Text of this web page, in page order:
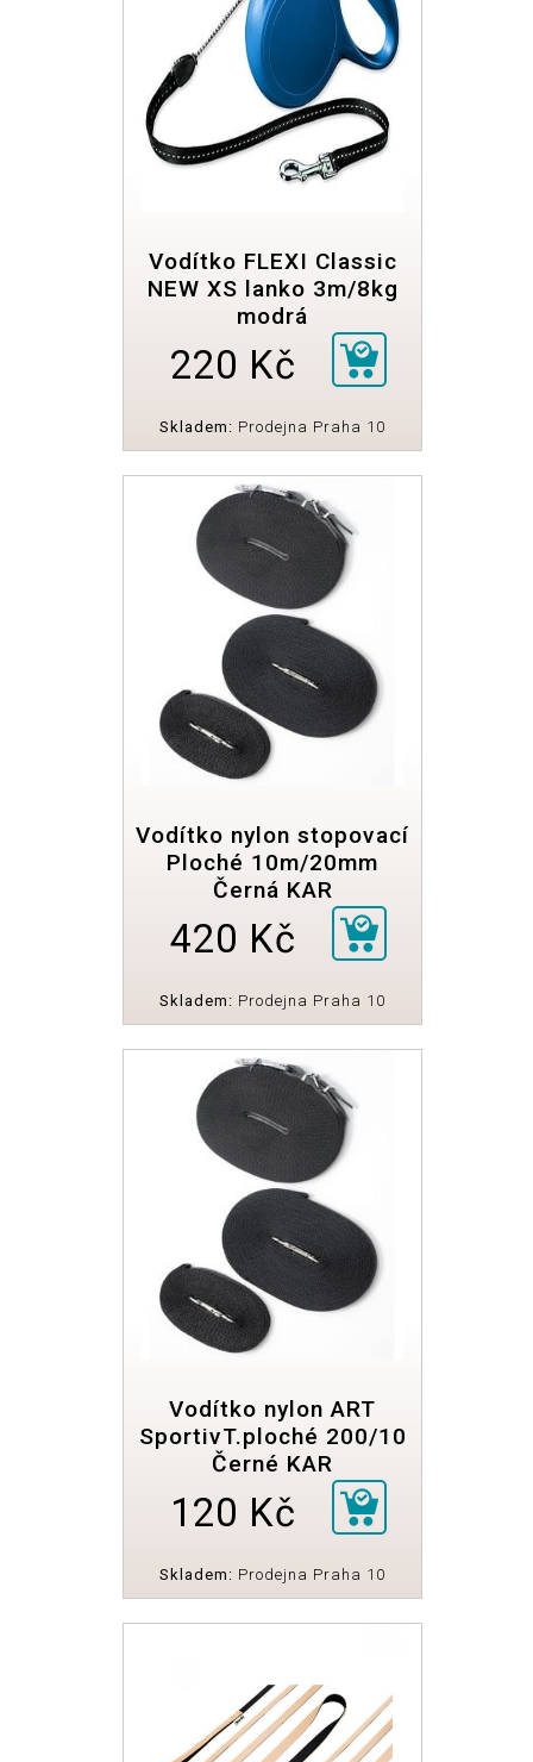
Vodítko FLEXI Classic
NEW XS lanko 3m/8kg
modrá
220 Kč
Skladem: Prodejna Praha 10
Vodítko nylon stopovací
Ploché 10m/20mm
Černá KAR
420 Kč
Skladem: Prodejna Praha 10
Vodítko nylon ART
SportivT.ploché 200/10
Černé KAR
120 Kč
Skladem: Prodejna Praha 10